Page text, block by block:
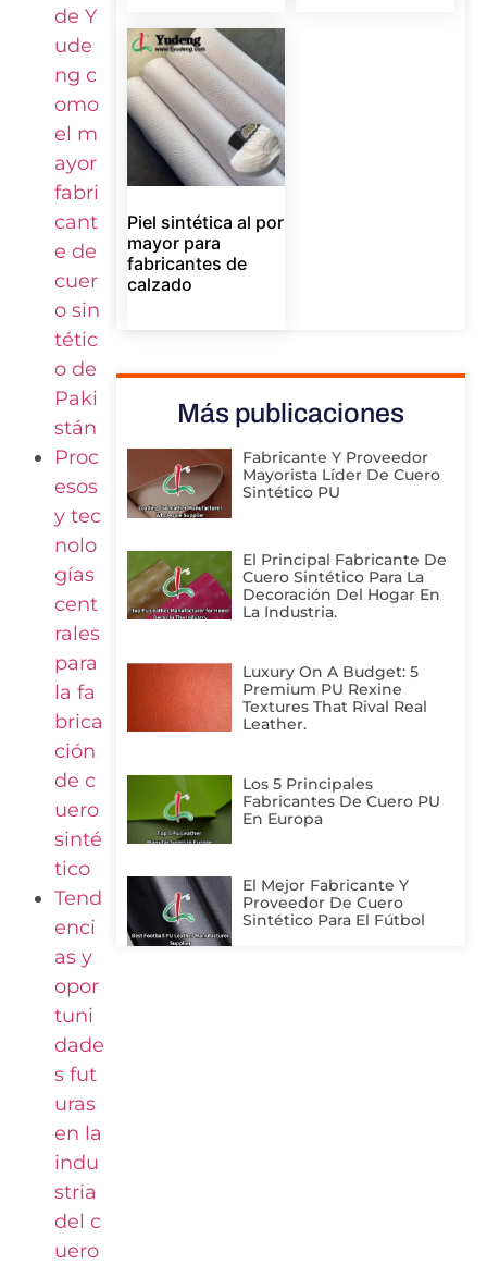
de Y
ude
ng c
omo
el m
ayor
fabri
cant
e de
cuer
o sin
tétic
o de
Paki
stán
Proc
esos
y tec
nolo
gías
cent
rales
para
la fa
brica
ción
de c
uero
sinté
tico
Tend
enci
as y
opor
tuni
dade
s fut
uras
en la
indu
stria
del c
uero
Piel sintética al por
mayor para
fabricantes de
calzado
Más publicaciones
Fabricante Y Proveedor
Mayorista Líder De Cuero
Sintético PU
El Principal Fabricante De
Cuero Sintético Para La
Decoración Del Hogar En
La Industria.
Luxury On A Budget: 5
Premium PU Rexine
Textures That Rival Real
Leather.
Los 5 Principales
Fabricantes De Cuero PU
En Europa
El Mejor Fabricante Y
Proveedor De Cuero
Sintético Para El Fútbol